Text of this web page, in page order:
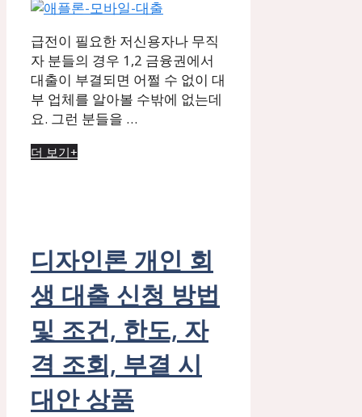
급전이 필요한 저신용자나 무직
자 분들의 경우 1,2 금융권에서
대출이 부결되면 어쩔 수 없이 대
부 업체를 알아볼 수밖에 없는데
요. 그런 분들을 …
더 보기+
디자인론 개인 회
생 대출 신청 방법
및 조건, 한도, 자
격 조회, 부결 시
대안 상품